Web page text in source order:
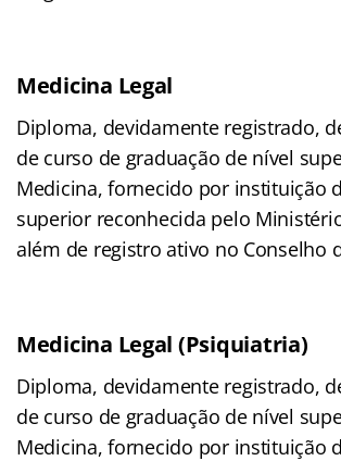
Medicina Legal
Diploma, devidamente registrado,
de curso de graduação de nível
Medicina, fornecido por instituição
superior reconhecida pelo
além de registro ativo no Conselho
Medicina Legal (Psiquiatria)
Diploma, devidamente registrado,
de curso de graduação de nível
Medicina, fornecido por instituição